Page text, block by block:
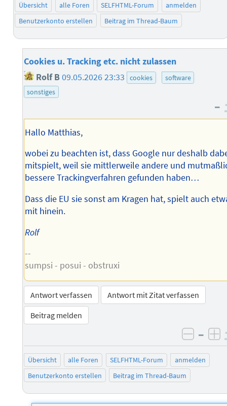
Übersicht alle Foren SELFHTML-Forum
anmelden
Benutzerkonto erstellen
Beitrag im Thread-Baum
Cookies u. Tracking etc. nicht zulassen
Rolf B09.05.2026 23:33 cookies
software
sonstiges
–
Hallo Matthias,
wobei zu beachten ist, dass Google nur deshalb
mitspielt, weil sie mittlerweile andere und
bessere Trackingverfahren gefunden haben…
Dass die EU sie sonst am Kragen hat, spielt auch
mit hinein.
Rolf
--
sumpsi - posui - obstruxi
Antwort verfassen
Antwort mit Zitat verfassen
Beitrag melden
–
Übersicht alle Foren SELFHTML-Forum
anmelden
Benutzerkonto erstellen
Beitrag im Thread-Baum